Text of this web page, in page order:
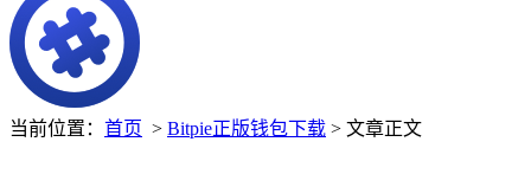
当前位置： 首页 > Bitpie正版钱包下载 > 文章正文